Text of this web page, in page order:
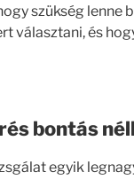
szükség lenne
választani, és
bontás
egyik